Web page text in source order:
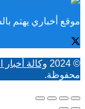
موقع أخباري يهتم
© 2024 وكالة أخبار
محفوظة.